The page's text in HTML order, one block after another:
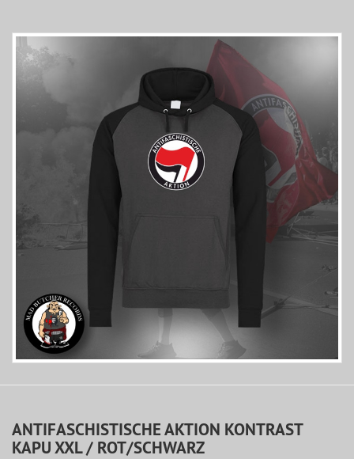
ANTIFASCHISTISCHE AKTION KONTRAST
KAPU XXL / ROT/SCHWARZ